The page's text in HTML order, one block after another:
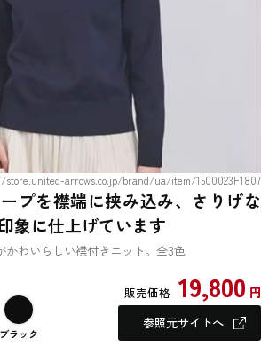
arrows.co.jp/brand/ua/item/1500023F1807
プを襟端に挟み込み、さりげな
象に仕上げています
かわいらしい襟付きニット。全3色
ブラック
販売価格 19,800 円
参照元サイトへ